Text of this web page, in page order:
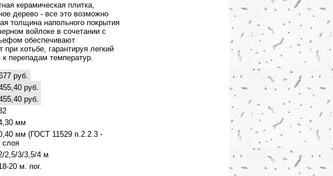
керамическая плитка,
дерево - все это возможно
толщина напольного покрытия
войлоке в сочетании с
обеспечивают
хотьбе, гарантируя легкий
к перепадам температур.
руб.
руб.
руб.
мм
мм (ГОСТ 11529 п.2.2.3 -
слоя
2,5/3/3,5/4 м
20 м. пог.